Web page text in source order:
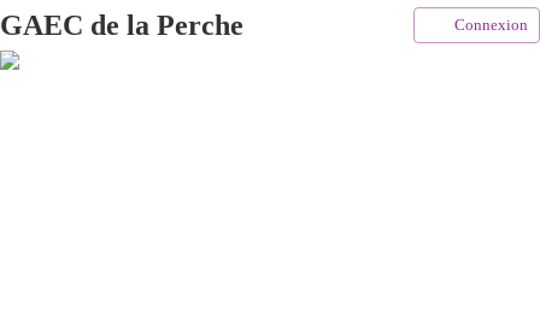
GAEC de la Perche Connexion